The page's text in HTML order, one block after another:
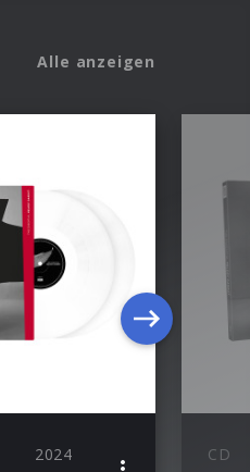
Alle anzeigen
2024 CD